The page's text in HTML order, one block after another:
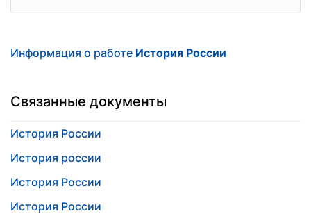
Информация о работе История России
Связанные документы
История России
История россии
История России
История России